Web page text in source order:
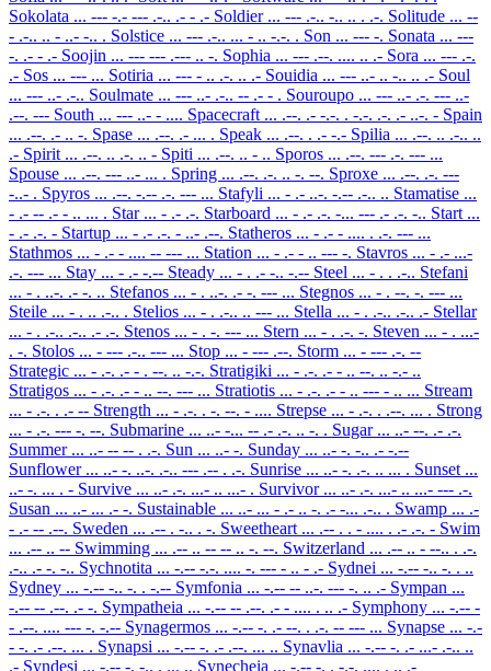
Sokolata ... --- -.- --- .-.. .- - .- Soldier ... --- .-.. -.. .. . .-. Solitude ... --
- .-.. .. - ..- -.. . Solstice ... --- .-.. ... - .. -.-. . Son ... --- -. Sonata ... ---
-. .- - .- Soojin ... --- --- .--- .. -. Sophia ... --- .--. .... .. .- Sora ... --- .-.
.- Sos ... --- ... Sotiria ... --- - .. .-. .. .- Souidia ... --- ..- .. -.. .. .- Soul
... --- ..- .-.. Soulmate ... --- ..- .-.. -- .- - . Souroupo ... --- ..- .-. --- ..-
.--. --- South ... --- ..- - .... Spacecraft ... .--. .- -.-. . -.-. .-. .- ..-. - Spain
... .--. .- .. -. Spase ... .--. .- ... . Speak ... .--. . .- -.- Spilia ... .--. .. .-.. ..
.- Spirit ... .--. .. .-. .. - Spiti ... .--. .. - .. Sporos ... .--. --- .-. --- ...
Spouse ... .--. --- ..- ... . Spring ... .--. .-. .. -. --. Sproxe ... .--. .-. ---
-..- . Spyros ... .--. -.-- .-. --- ... Stafyli ... - .- ..-. -.-- .-.. .. Stamatise ...
- .- -- .- - .. ... . Star ... - .- .-. Starboard ... - .- .-. -... --- .- .-. -.. Start ...
- .- .-. - Startup ... - .- .-. - ..- .--. Statheros ... - .- - .... . .-. --- ...
Stathmos ... - .- - .... -- --- ... Station ... - .- - .. --- -. Stavros ... - .- ...-
.-. --- ... Stay ... - .- -.-- Steady ... - . .- -.. -.-- Steel ... - . . .-.. Stefani
... - . ..-. .- -. .. Stefanos ... - . ..-. .- -. --- ... Stegnos ... - . --. -. --- ...
Steile ... - . .. .-.. . Stelios ... - . .-.. .. --- ... Stella ... - . .-.. .-.. .- Stellar
... - . .-.. .-.. .- .-. Stenos ... - . -. --- ... Stern ... - . .-. -. Steven ... - . ...-
. -. Stolos ... - --- .-.. --- ... Stop ... - --- .--. Storm ... - --- .-. --
Strategic ... - .-. .- - . --. .. -.-. Stratigiki ... - .-. .- - .. --. .. -.- ..
Stratigos ... - .-. .- - .. --. --- ... Stratiotis ... - .-. .- - .. --- - .. ... Stream
... - .-. . .- -- Strength ... - .-. . -. --. - .... Strepse ... - .-. . .--. ... . Strong
... - .-. --- -. --. Submarine ... ..- -... -- .- .-. .. -. . Sugar ... ..- --. .- .-.
Summer ... ..- -- -- . .-. Sun ... ..- -. Sunday ... ..- -. -.. .- -.--
Sunflower ... ..- -. ..-. .-.. --- .-- . .-. Sunrise ... ..- -. .-. .. ... . Sunset ...
..- -. ... . - Survive ... ..- .-. ...- .. ...- . Survivor ... ..- .-. ...- .. ...- --- .-.
Susan ... ..- ... .- -. Sustainable ... ..- ... - .- .. -. .- -... .-.. . Swamp ... .-
- .- -- .--. Sweden ... .-- . -.. . -. Sweetheart ... .-- . . - .... . .- .-. - Swim
... .-- .. -- Swimming ... .-- .. -- -- .. -. --. Switzerland ... .-- .. - --.. . .-.
.-.. .- -. -.. Sychnotita ... -.-- -.-. .... -. --- - .. - .- Sydnei ... -.-- -.. -. . ..
Sydney ... -.-- -.. -. . -.-- Symfonia ... -.-- -- ..-. --- -. .. .- Sympan ...
-.-- -- .--. .- -. Sympatheia ... -.-- -- .--. .- - .... . .. .- Symphony ... -.-- -
- .--. .... --- -. -.-- Synagermos ... -.-- -. .- --. . .-. -- --- ... Synapse ... -.-
- -. .- .--. ... . Synapsi ... -.-- -. .- .--. ... .. Synavlia ... -.-- -. .- ...- .-.. ..
.- Syndesi ... -.-- -. -.. . ... .. Synecheia ... -.-- -. . -.-. .... . .. .-